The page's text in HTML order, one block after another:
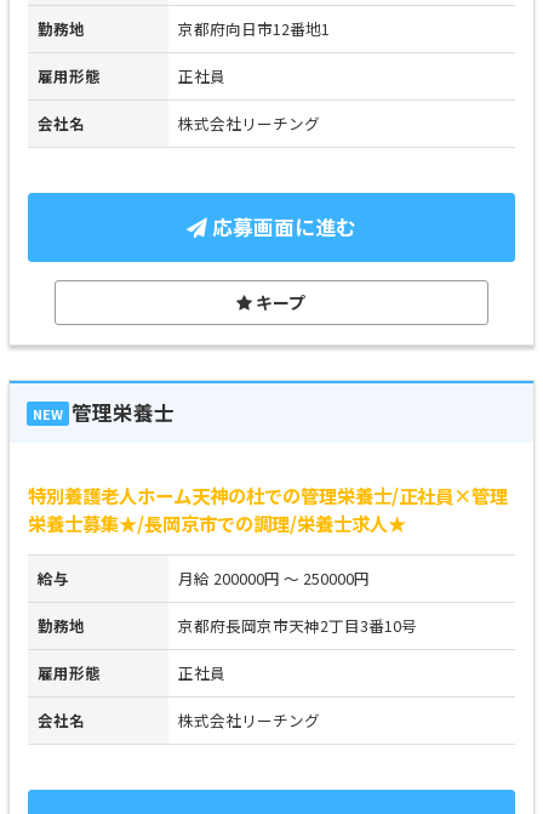
勤務地 京都府向日市12番地1
雇用形態 正社員
会社名 株式会社リーチング
応募画面に進む
キープ
NEW 管理栄養士
特別養護老人ホーム天神の杜での管理栄養士/正社員×管理
栄養士募集★/長岡京市での調理/栄養士求人★
給与 月給 200000円 ～ 250000円
勤務地 京都府長岡京市天神2丁目3番10号
雇用形態 正社員
会社名 株式会社リーチング